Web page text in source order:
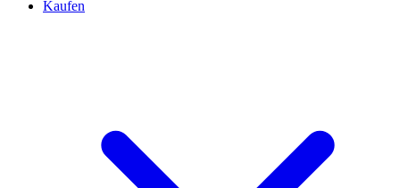
Kaufen